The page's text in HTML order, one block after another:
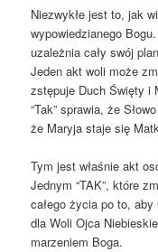
Niezwykłe jest to, jak
wypowiedzianego
uzależnia cały swój
Jeden akt woli może
zstępuje Duch Święty i
“Tak” sprawia, że
że Maryja staje się
Tym jest właśnie akt
Jednym “TAK”, które
całego życia po to, aby
dla Woli Ojca
marzeniem Boga.